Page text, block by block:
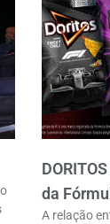
da
A relação